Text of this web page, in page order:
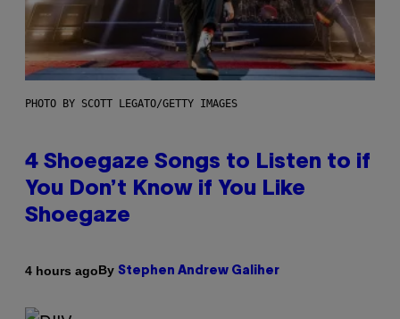
PHOTO BY SCOTT LEGATO/GETTY IMAGES
4 Shoegaze Songs to Listen to if
You Don’t Know if You Like
Shoegaze
4 hours agoBy Stephen Andrew Galiher